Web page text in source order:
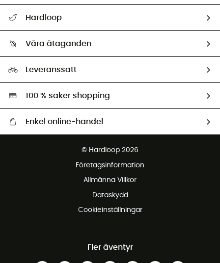
Retur & återbetalning
Hardloop
Ambassadörer
Våra åtaganden
Miljöanpassat urval
Leveranssätt
100 % säker shopping
Enkel online-handel
Gratis retur inom 100 dagar
© Hardloop 2026
Företagsinformation
Allmänna Villkor
Dataskydd
Cookieinställningar
Fler äventyr